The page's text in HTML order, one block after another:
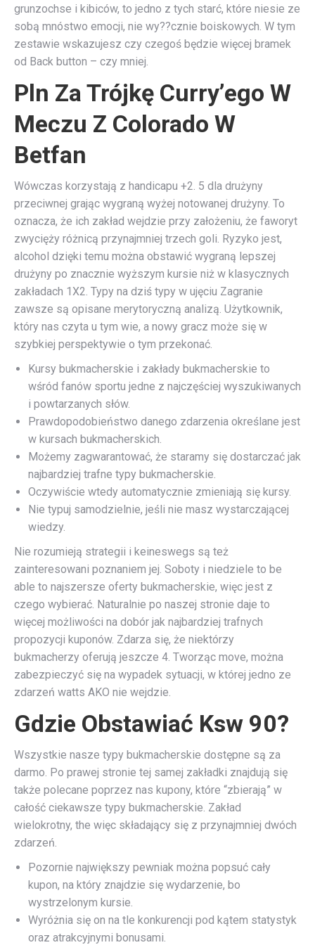
grunzochse i kibiców, to jedno z tych starć, które niesie ze
sobą mnóstwo emocji, nie wy??cznie boiskowych. W tym
zestawie wskazujesz czy czegoś będzie więcej bramek
od Back button – czy mniej.
Pln Za Trójkę Curry’ego W
Meczu Z Colorado W
Betfan
Wówczas korzystają z handicapu +2. 5 dla drużyny
przeciwnej grając wygraną wyżej notowanej drużyny. To
oznacza, że ich zakład wejdzie przy założeniu, że faworyt
zwycięży różnicą przynajmniej trzech goli. Ryzyko jest,
alcohol dzięki temu można obstawić wygraną lepszej
drużyny po znacznie wyższym kursie niż w klasycznych
zakładach 1X2. Typy na dziś typy w ujęciu Zagranie
zawsze są opisane merytoryczną analizą. Użytkownik,
który nas czyta u tym wie, a nowy gracz może się w
szybkiej perspektywie o tym przekonać.
Kursy bukmacherskie i zakłady bukmacherskie to
wśród fanów sportu jedne z najczęściej wyszukiwanych
i powtarzanych słów.
Prawdopodobieństwo danego zdarzenia określane jest
w kursach bukmacherskich.
Możemy zagwarantować, że staramy się dostarczać jak
najbardziej trafne typy bukmacherskie.
Oczywiście wtedy automatycznie zmieniają się kursy.
Nie typuj samodzielnie, jeśli nie masz wystarczającej
wiedzy.
Nie rozumieją strategii i keineswegs są też
zainteresowani poznaniem jej. Soboty i niedziele to be
able to najszersze oferty bukmacherskie, więc jest z
czego wybierać. Naturalnie po naszej stronie daje to
więcej możliwości na dobór jak najbardziej trafnych
propozycji kuponów. Zdarza się, że niektórzy
bukmacherzy oferują jeszcze 4. Tworząc move, można
zabezpieczyć się na wypadek sytuacji, w której jedno ze
zdarzeń watts AKO nie wejdzie.
Gdzie Obstawiać Ksw 90?
Wszystkie nasze typy bukmacherskie dostępne są za
darmo. Po prawej stronie tej samej zakładki znajdują się
także polecane poprzez nas kupony, które “zbierają” w
całość ciekawsze typy bukmacherskie. Zakład
wielokrotny, the więc składający się z przynajmniej dwóch
zdarzeń.
Pozornie największy pewniak można popsuć cały
kupon, na który znajdzie się wydarzenie, bo
wystrzelonym kursie.
Wyróżnia się on na tle konkurencji pod kątem statystyk
oraz atrakcyjnymi bonusami.